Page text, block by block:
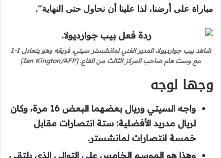
مباراة على أرضنا، لذا علينا أن نحاول حتى النهاية”.
شاهد بيب جوارديولا، المدير الفني لمانشستر سيتي، فريقه وهو يتعادل 1-1
مع وست هام صاحب المركز الثالث من القاع. [Ian Kington/AFP]
وجها لوجه
واجه السيتي وريال بعضهما البعض 16 مرة، وكان
لريال مدريد الأفضلية: ستة انتصارات مقابل
خمسة انتصارات لمانشستر.
وهذا هو الموسم الخامس على التوالي الذي يلتقي